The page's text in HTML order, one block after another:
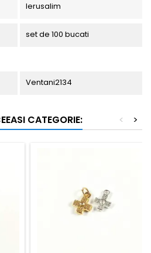
Ierusalim
set de 100 bucati
Ventani2134
CATEGORIE: >
<